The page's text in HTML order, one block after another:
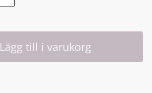
Lägg till i varukorg